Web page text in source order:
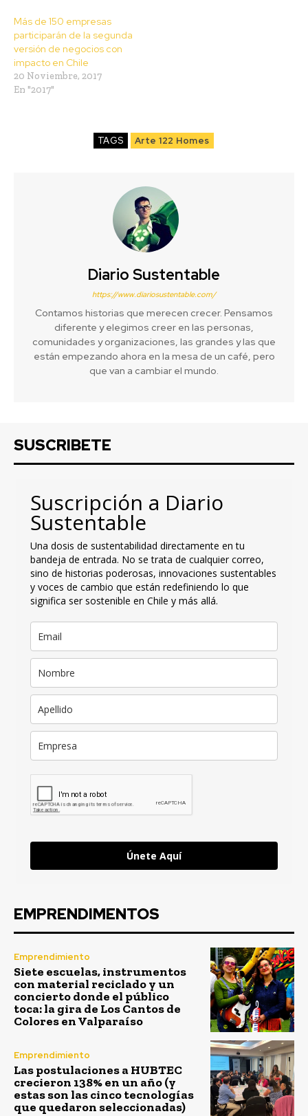
Más de 150 empresas
participarán de la segunda
versión de negocios con
impacto en Chile
20 Noviembre, 2017
En "2017"
TAGS Arte 122 Homes
Diario Sustentable
https://www.diariosustentable.com/
Contamos historias que merecen crecer. Pensamos
diferente y elegimos creer en las personas,
comunidades y organizaciones, las grandes y las que
están empezando ahora en la mesa de un café, pero
que van a cambiar el mundo.
SUSCRIBETE
Suscripción a Diario
Sustentable
Una dosis de sustentabilidad directamente en tu
bandeja de entrada. No se trata de cualquier correo,
sino de historias poderosas, innovaciones sustentables
y voces de cambio que están redefiniendo lo que
significa ser sostenible en Chile y más allá.
Únete Aquí
EMPRENDIMENTOS
Emprendimiento
Siete escuelas, instrumentos
con material reciclado y un
concierto donde el público
toca: la gira de Los Cantos de
Colores en Valparaíso
Emprendimiento
Las postulaciones a HUBTEC
crecieron 138% en un año (y
estas son las cinco tecnologías
que quedaron seleccionadas)